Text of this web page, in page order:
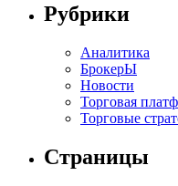
Рубрики
Аналитика
БрокерЫ
Новости
Торговая
Торговые
Страницы